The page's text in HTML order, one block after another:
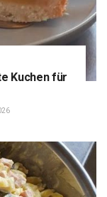
Kuchen für